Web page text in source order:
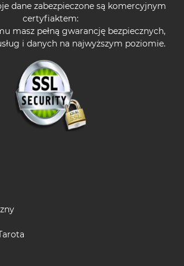
dane zabezpieczone są komercyjnym
certyfiaktem:
masz pełną gwarancję bezpiecznych,
i danych na najwyższym poziomie.